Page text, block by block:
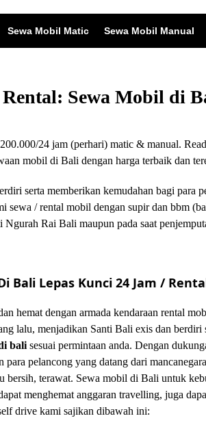
Sewa Mobil Matic Sewa Mobil Manual
Sewa Mobil di
24 jam (perhari) matic & manual.
mobil di Bali dengan harga terbaik dan
serta memberikan kemudahan bagi
sewa / rental mobil dengan supir dan bbm
Rai Bali maupun pada saat
Bali Lepas Kunci 24 Jam /
hemat dengan armada kendaraan rental
lalu, menjadikan Santi Bali exis dan berdiri
bali sesuai permintaan anda. Dengan
pelancong yang datang dari
bersih, terawat. Sewa mobil di Bali untuk
menghemat anggaran travelling, juga
drive kami sajikan dibawah ini: